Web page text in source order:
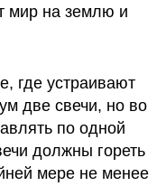
мир на землю и
где устраивают
две свечи, но во
по одной
должны гореть
мере не менее